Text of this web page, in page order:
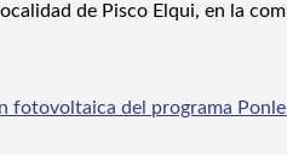
de Pisco Elqui, en la
del programa Ponle